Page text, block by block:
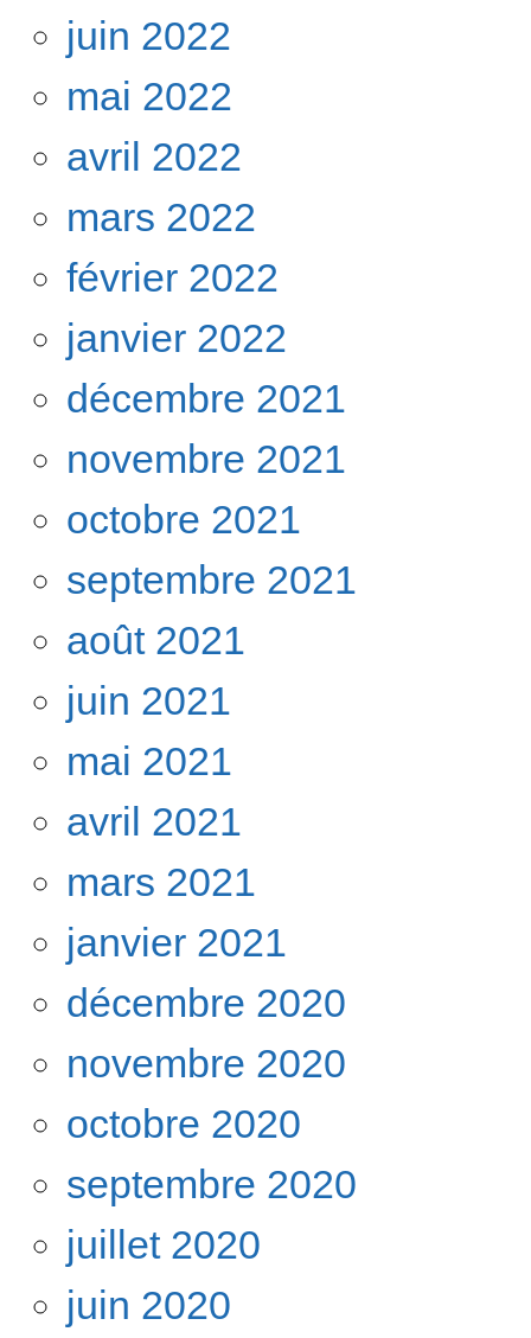
juin 2022
mai 2022
avril 2022
mars 2022
février 2022
janvier 2022
décembre 2021
novembre 2021
octobre 2021
septembre 2021
août 2021
juin 2021
mai 2021
avril 2021
mars 2021
janvier 2021
décembre 2020
novembre 2020
octobre 2020
septembre 2020
juillet 2020
juin 2020